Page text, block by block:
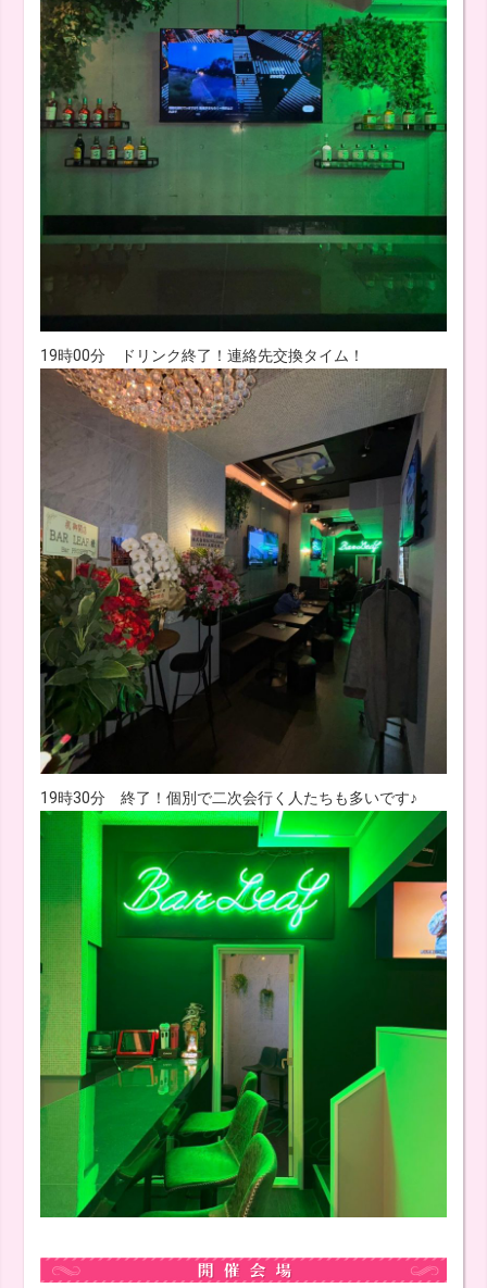
19時00分 ドリンク終了！連絡先交換タイム！
19時30分 終了！個別で二次会行く人たちも多いです♪